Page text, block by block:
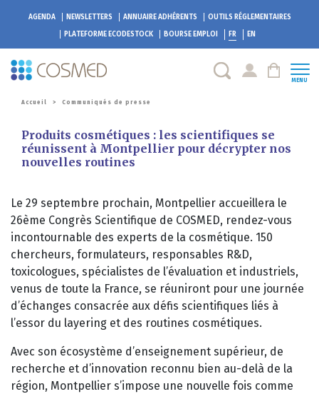
AGENDA NEWSLETTERS ANNUAIRE ADHÉRENTS
OUTILS RÉGLEMENTAIRES
PLATEFORME ECODESTOCK BOURSE EMPLOI FR EN
MENU
Accueil > Communiqués de presse
Produits cosmétiques : les scientifiques se
réunissent à Montpellier pour décrypter nos
nouvelles routines
Le 29 septembre prochain, Montpellier accueillera le
26ème Congrès Scientifique de COSMED, rendez-vous
incontournable des experts de la cosmétique. 150
chercheurs, formulateurs, responsables R&D,
toxicologues, spécialistes de l’évaluation et industriels,
venus de toute la France, se réuniront pour une journée
d’échanges consacrée aux défis scientifiques liés à
l’essor du layering et des routines cosmétiques.
Avec son écosystème d’enseignement supérieur, de
recherche et d’innovation reconnu bien au-delà de la
région, Montpellier s’impose une nouvelle fois comme